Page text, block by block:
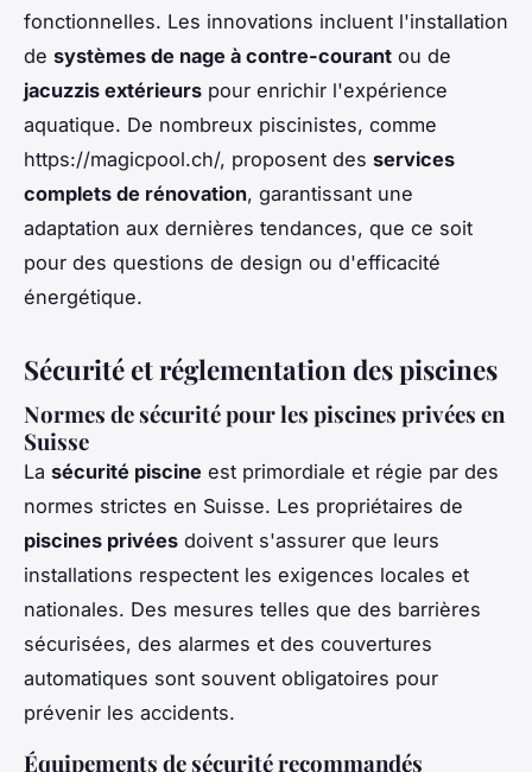
fonctionnelles. Les innovations incluent l'installation
de systèmes de nage à contre-courant ou de
jacuzzis extérieurs pour enrichir l'expérience
aquatique. De nombreux piscinistes, comme
https://magicpool.ch/, proposent des services
complets de rénovation, garantissant une
adaptation aux dernières tendances, que ce soit
pour des questions de design ou d'efficacité
énergétique.
Sécurité et réglementation des piscines
Normes de sécurité pour les piscines privées en
Suisse
La sécurité piscine est primordiale et régie par des
normes strictes en Suisse. Les propriétaires de
piscines privées doivent s'assurer que leurs
installations respectent les exigences locales et
nationales. Des mesures telles que des barrières
sécurisées, des alarmes et des couvertures
automatiques sont souvent obligatoires pour
prévenir les accidents.
Équipements de sécurité recommandés